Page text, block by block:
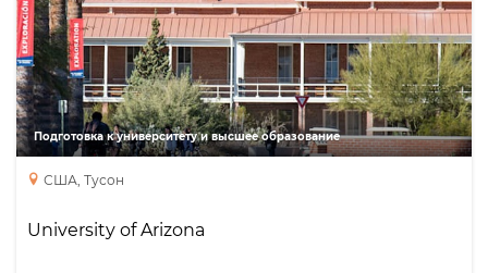
Подготовка к университету и высшее образование
США, Тусон
University of Arizona
Бакалавриат